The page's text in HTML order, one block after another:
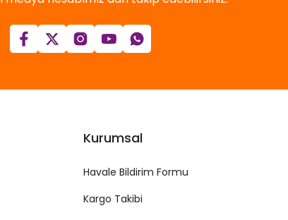
Kurumsal
Havale Bildirim Formu
Kargo Takibi